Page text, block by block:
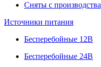
Сняты с производства
Источники питания
Бесперебойные 12В
Бесперебойные 24В